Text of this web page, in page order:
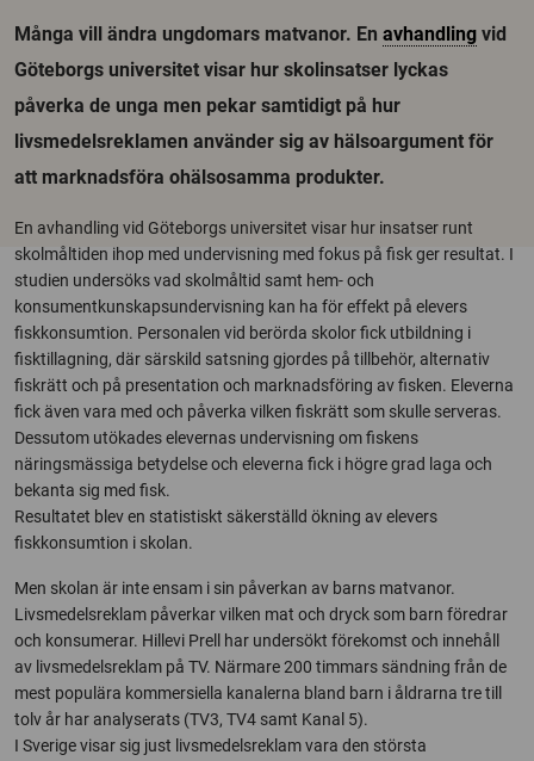
Många vill ändra ungdomars matvanor. En avhandling vid
Göteborgs universitet visar hur skolinsatser lyckas
påverka de unga men pekar samtidigt på hur
livsmedelsreklamen använder sig av hälsoargument för
att marknadsföra ohälsosamma produkter.
En avhandling vid Göteborgs universitet visar hur insatser runt
skolmåltiden ihop med undervisning med fokus på fisk ger resultat. I
studien undersöks vad skolmåltid samt hem- och
konsumentkunskapsundervisning kan ha för effekt på elevers
fiskkonsumtion. Personalen vid berörda skolor fick utbildning i
fisktillagning, där särskild satsning gjordes på tillbehör, alternativ
fiskrätt och på presentation och marknadsföring av fisken. Eleverna
fick även vara med och påverka vilken fiskrätt som skulle serveras.
Dessutom utökades elevernas undervisning om fiskens
näringsmässiga betydelse och eleverna fick i högre grad laga och
bekanta sig med fisk.
Resultatet blev en statistiskt säkerställd ökning av elevers
fiskkonsumtion i skolan.
Men skolan är inte ensam i sin påverkan av barns matvanor.
Livsmedelsreklam påverkar vilken mat och dryck som barn föredrar
och konsumerar. Hillevi Prell har undersökt förekomst och innehåll
av livsmedelsreklam på TV. Närmare 200 timmars sändning från de
mest populära kommersiella kanalerna bland barn i åldrarna tre till
tolv år har analyserats (TV3, TV4 samt Kanal 5).
I Sverige visar sig just livsmedelsreklam vara den största